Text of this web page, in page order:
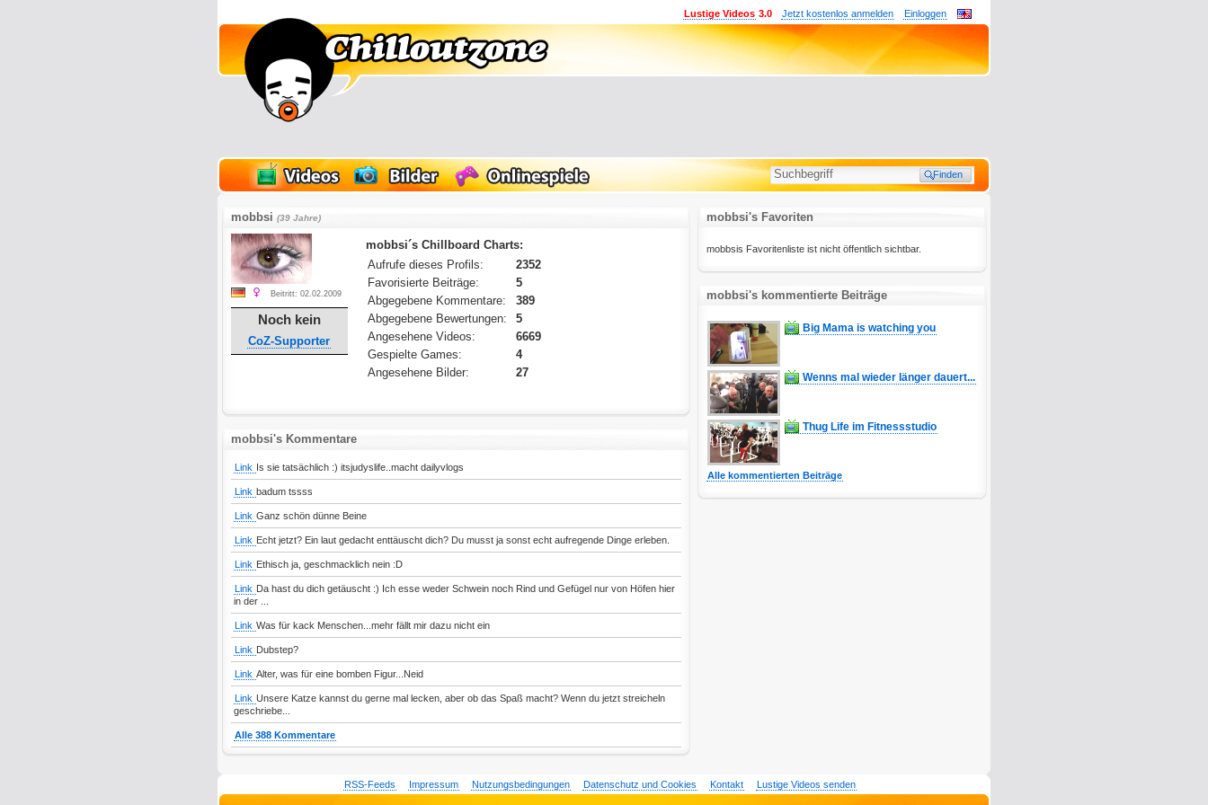
Einloggen
Jetzt kostenlos anmelden
Lustige Videos 3.0
mobbsi (39 Jahre)
Beitritt: 02.02.2009
Noch kein
CoZ-Supporter
mobbsi´s Chillboard Charts:
Aufrufe dieses Profils:
2352
Favorisierte Beiträge:
5
Abgegebene Kommentare:
389
Abgegebene Bewertungen:
5
Angesehene Videos:
6669
Gespielte Games:
4
Angesehene Bilder:
27
mobbsi's Kommentare
Link Is sie tatsächlich :) itsjudyslife..macht dailyvlogs
Link badum tssss
Link Ganz schön dünne Beine
Link Echt jetzt? Ein laut gedacht enttäuscht dich? Du musst ja sonst echt aufregende Dinge erleben.
Link Ethisch ja, geschmacklich nein :D
Link Da hast du dich getäuscht :) Ich esse weder Schwein noch Rind und Gefügel nur von Höfen hier
in der ...
Link Was für kack Menschen...mehr fällt mir dazu nicht ein
Link Dubstep?
Link Alter, was für eine bomben Figur...Neid
Link Unsere Katze kannst du gerne mal lecken, aber ob das Spaß macht? Wenn du jetzt streicheln
geschriebe...
Alle 388 Kommentare
mobbsi's Favoriten
mobbsis Favoritenliste ist nicht öffentlich sichtbar.
mobbsi's kommentierte Beiträge
Big Mama is watching you
Wenns mal wieder länger dauert...
Thug Life im Fitnessstudio
Alle kommentierten Beiträge
RSS-Feeds Impressum Nutzungsbedingungen Datenschutz und Cookies Kontakt Lustige Videos senden